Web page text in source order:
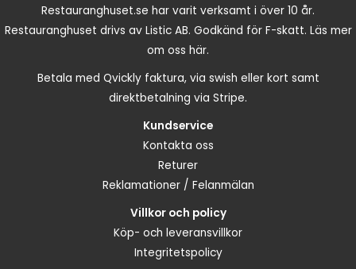
Restauranghuset.se har varit verksamt i över 10 år.
Restauranghuset drivs av Listic AB. Godkänd för F-skatt. Läs mer
om oss här.
Betala med Qvickly faktura, via swish eller kort samt
direktbetalning via Stripe.
Kundservice
Kontakta oss
Returer
Reklamationer / Felanmälan
Villkor och policy
Köp- och leveransvillkor
Integritetspolicy